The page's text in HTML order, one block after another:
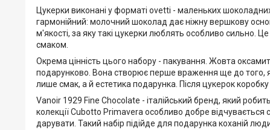
Цукерки виконані у форматі ovetti - маленьких
гармонійний: молочний шоколад дає ніжну вершкову
м'якості, за яку такі цукерки люблять особливо сильно.
смаком.
Окрема цінність цього набору - пакування. Жовта
подарунково. Вона створює перше враження ще до того,
лише смак, а й естетика подарунка. Після цукерок
Vanoir 1929 Fine Chocolate - італійський бренд, який
колекції Cubotto Primavera особливо добре відчувається
дарувати. Такий набір підійде для подарунка коханій